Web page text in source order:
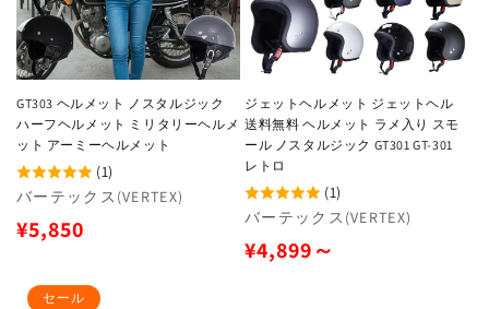
GT303 ヘルメット ノスタルジック
ハーフヘルメット ミリタリーヘルメ
ット アーミーヘルメット
(1)
販
売
元:
バーテックス(VERTEX)
通
価
¥5,850
ジェットヘルメット ジェットヘル
送料無料 ヘルメット ラメ入り スモ
ール ノスタルジック GT301 GT-301
レトロ
(1)
販
売
元:
バーテックス(VERTEX)
通
¥4,899～
セール